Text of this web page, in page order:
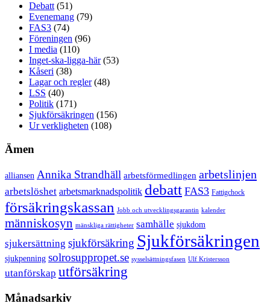
Debatt(51)
Evenemang (79)
FAS3 (74)
Föreningen (96)
I media (110)
Inget-ska-ligga-här(53)
Kåseri (38)
Lagar och regler(48)
LSS (40)
Politik (171)
Sjukförsäkringen (156)
Ur verkligheten (108)
Ämen
alliansen Annika Strandhäll arbetsförmedlingen arbetslinjen
arbetslöshet arbetsmarknadspolitik debatt FAS3 Fattigchock
försäkringskassan Jobb och utvecklingsgarantin kalender
människosyn mänskliga rättigheter samhälle sjukdom
sjukersättning sjukförsäkring Sjukförsäkringen
sjukpenning solrosuppropet.se sysselsättningsfasen Ulf Kristersson
utanförskap utförsäkring
Månadsarkiv